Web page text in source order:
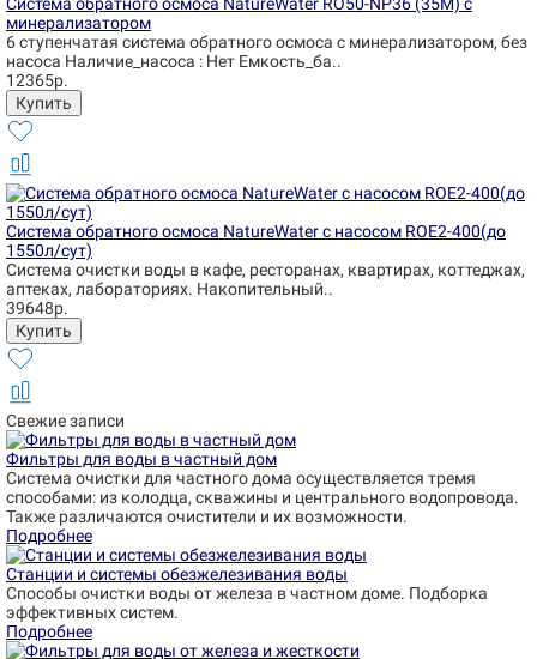
минерализатором
6 ступенчатая система обратного осмоса с минерализатором, без
насоса Наличие_насоса : Нет Емкость_ба..
12365р.
Система обратного осмоса NatureWater с насосом ROE2-400(до
1550л/сут)
Система очистки воды в кафе, ресторанах, квартирах, коттеджах,
аптеках, лабораториях. Накопительный..
39648р.
Свежие записи
Фильтры для воды в частный дом
Система очистки для частного дома осуществляется тремя
способами: из колодца, скважины и центрального водопровода.
Также различаются очистители и их возможности.
Подробнее
Станции и системы обезжелезивания воды
Способы очистки воды от железа в частном доме. Подборка
эффективных систем.
Подробнее